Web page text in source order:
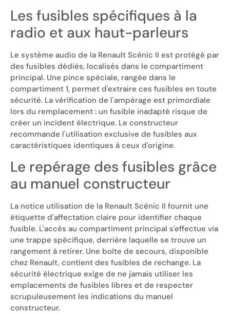
Les fusibles spécifiques à la
radio et aux haut-parleurs
Le système audio de la Renault Scénic II est protégé par
des fusibles dédiés, localisés dans le compartiment
principal. Une pince spéciale, rangée dans le
compartiment 1, permet d'extraire ces fusibles en toute
sécurité. La vérification de l'ampérage est primordiale
lors du remplacement : un fusible inadapté risque de
créer un incident électrique. Le constructeur
recommande l'utilisation exclusive de fusibles aux
caractéristiques identiques à ceux d'origine.
Le repérage des fusibles grâce
au manuel constructeur
La notice utilisation de la Renault Scénic II fournit une
étiquette d'affectation claire pour identifier chaque
fusible. L'accès au compartiment principal s'effectue via
une trappe spécifique, derrière laquelle se trouve un
rangement à retirer. Une boîte de secours, disponible
chez Renault, contient des fusibles de rechange. La
sécurité électrique exige de ne jamais utiliser les
emplacements de fusibles libres et de respecter
scrupuleusement les indications du manuel
constructeur.